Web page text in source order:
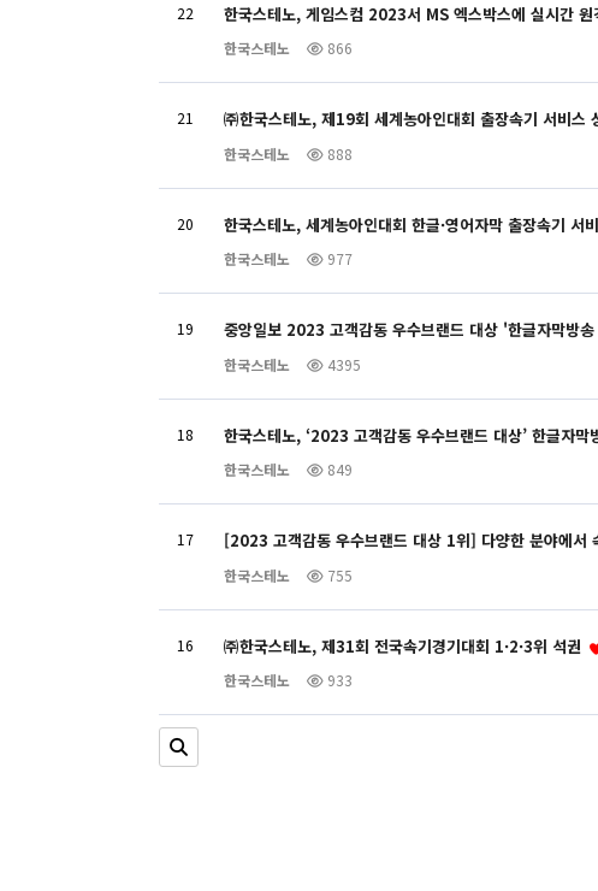
22 한국스테노, 게임스컴 2023서 MS 엑스박스에 실시간
한국스테노 866
21 ㈜한국스테노, 제19회 세계농아인대회 출장속기 서비스
한국스테노 888
20 한국스테노, 세계농아인대회 한글·영어자막 출장속기 서
한국스테노 977
19 중앙일보 2023 고객감동 우수브랜드 대상 '한글자막방
한국스테노 4395
18 한국스테노, ‘2023 고객감동 우수브랜드 대상’ 한글자
한국스테노 849
17 [2023 고객감동 우수브랜드 대상 1위] 다양한 분야에서
한국스테노 755
16 ㈜한국스테노, 제31회 전국속기경기대회 1·2·3위 석권
한국스테노 933